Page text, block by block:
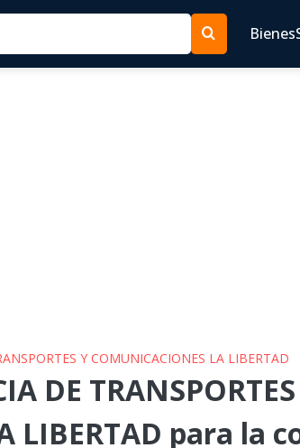
Bienes
Y COMUNICACIONES LA LIBERTAD
DE
LIBERTAD para la